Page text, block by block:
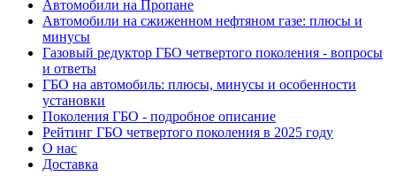
Автомобили на Пропане
Автомобили на сжиженном нефтяном газе: плюсы и
минусы
Газовый редуктор ГБО четвертого поколения - вопросы
и ответы
ГБО на автомобиль: плюсы, минусы и особенности
установки
Поколения ГБО - подробное описание
Рейтинг ГБО четвертого поколения в 2025 году
О нас
Доставка